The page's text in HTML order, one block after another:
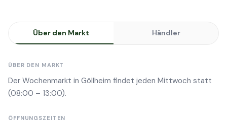
Über den Markt Händler
ÜBER DEN MARKT
Der Wochenmarkt in Göllheim findet jeden Mittwoch statt
(08:00 – 13:00).
ÖFFNUNGSZEITEN